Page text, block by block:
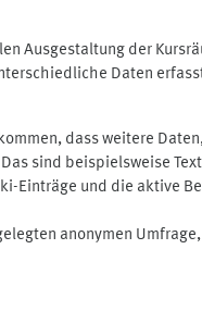
Ausgestaltung der
Daten
dass weitere
sind beispielsweise
Einträge und die aktive
anonymen